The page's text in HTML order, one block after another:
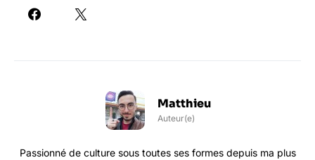
Matthieu
Auteur(e)
Passionné de culture sous toutes ses formes depuis ma plus